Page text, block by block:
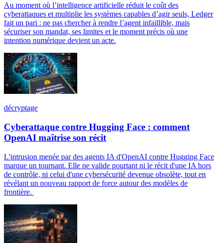
Au moment où l’intelligence artificielle réduit le coût des
cyberattaques et multiplie les systèmes capables d’agir seuls, Ledger
fait un pari : ne pas chercher à rendre l’agent infaillible, mais
sécuriser son mandat, ses limites et le moment précis où une
intention numérique devient un acte.
décryptage
Cyberattaque contre Hugging Face : comment
OpenAI maîtrise son récit
L'intrusion menée par des agents IA d'OpenAI contre Hugging Face
marque un tournant. Elle ne valide pourtant ni le récit d'une IA hors
de contrôle, ni celui d'une cybersécurité devenue obsolète, tout en
révélant un nouveau rapport de force autour des modèles de
frontière.